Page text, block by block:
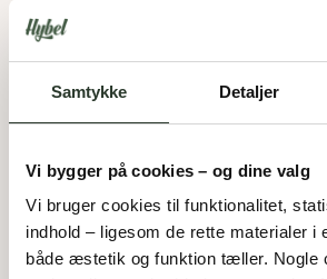
Samtykke Detaljer
Vi bygger på cookies – og dine valg
Vi bruger cookies til funktionalitet,
indhold – ligesom de rette materialer i
både æstetik og funktion tæller. Nogle